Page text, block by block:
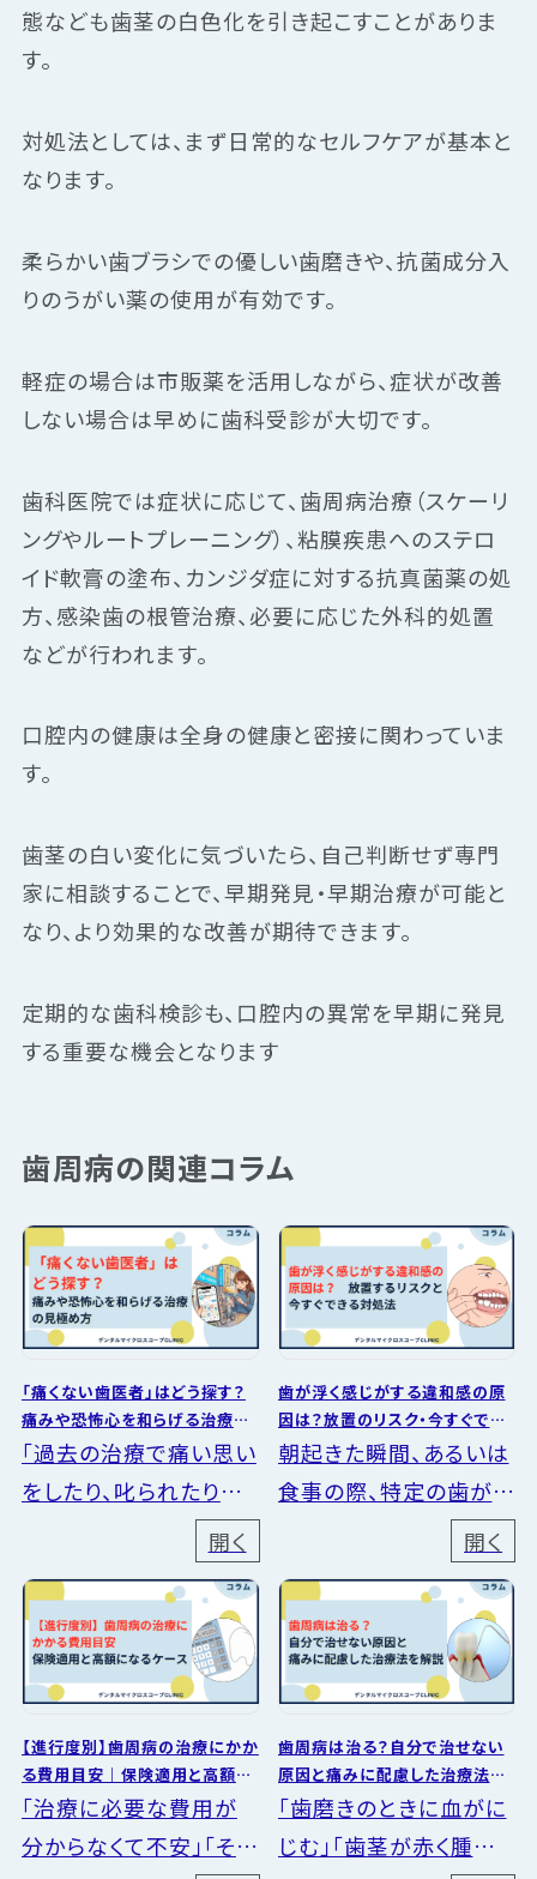
態なども歯茎の白色化を引き起こすことがありま
す。
対処法としては、まず日常的なセルフケアが基本と
なります。
柔らかい歯ブラシでの優しい歯磨きや、抗菌成分入
りのうがい薬の使用が有効です。
軽症の場合は市販薬を活用しながら、症状が改善
しない場合は早めに歯科受診が大切です。
歯科医院では症状に応じて、歯周病治療（スケーリ
ングやルートプレーニング）、粘膜疾患へのステロ
イド軟膏の塗布、カンジダ症に対する抗真菌薬の処
方、感染歯の根管治療、必要に応じた外科的処置
などが行われます。
口腔内の健康は全身の健康と密接に関わっていま
す。
歯茎の白い変化に気づいたら、自己判断せず専門
家に相談することで、早期発見・早期治療が可能と
なり、より効果的な改善が期待できます。
定期的な歯科検診も、口腔内の異常を早期に発見
する重要な機会となります
歯周病の関連コラム
「痛くない歯医者」はどう探す？
痛みや恐怖心を和らげる治療の
見極め方
「過去の治療で痛い思い
をしたり、叱られたりし
た」 「キーンという削る
音や、歯科医院独特の臭
いが不快で耐えられな
い」といったトラウマや
苦手意識があり、歯科医
開く
歯が浮く感じがする違和感の原
因は？放置のリスク・今すぐでき
る対処法
朝起きた瞬間、あるいは
食事の際、特定の歯が
「浮いている」ように感じ
たことはないでしょう
か。歯を噛み合わせる度
に起こるジワジワとした
不快な響きや、何とも言
開く
【進行度別】歯周病の治療にかか
る費用目安｜保険適用と高額に
なるケース
「治療に必要な費用が
分からなくて不安」「そも
歯周病は治る？自分で治せない
原因と痛みに配慮した治療法を
解説
「歯磨きのときに血がに
じむ」「歯茎が赤く腫れ